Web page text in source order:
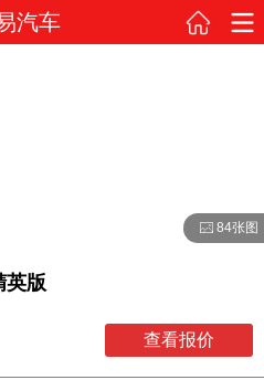
汽车
84张图
英版
查看报价